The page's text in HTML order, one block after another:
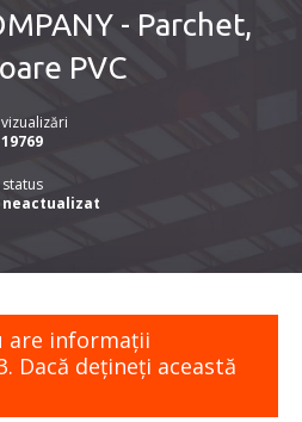
- Parchet,
PVC
vizualizări
19769
status
neactualizat
are informaţii
Dacă dețineți această